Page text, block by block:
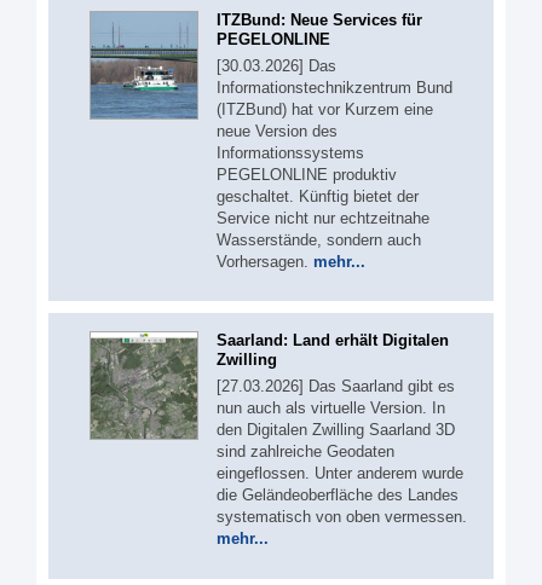
ITZBund: Neue Services für
PEGELONLINE
[30.03.2026] Das
Informationstechnikzentrum Bund
(ITZBund) hat vor Kurzem eine
neue Version des
Informationssystems
PEGELONLINE produktiv
geschaltet. Künftig bietet der
Service nicht nur echtzeitnahe
Wasserstände, sondern auch
Vorhersagen. mehr...
Saarland: Land erhält Digitalen
Zwilling
[27.03.2026] Das Saarland gibt es
nun auch als virtuelle Version. In
den Digitalen Zwilling Saarland 3D
sind zahlreiche Geodaten
eingeflossen. Unter anderem wurde
die Geländeoberfläche des Landes
systematisch von oben vermessen.
mehr...